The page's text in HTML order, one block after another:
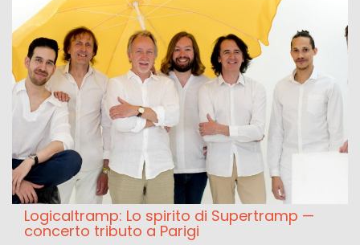
Logicaltramp: Lo spirito di Supertramp —
concerto tributo a Parigi